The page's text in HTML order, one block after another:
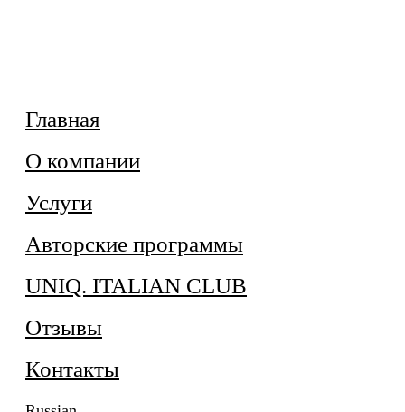
Главная
О компании
Услуги
Авторские программы
UNIQ. ITALIAN CLUB
Отзывы
Контакты